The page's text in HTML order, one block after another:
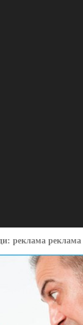
реклама реклама